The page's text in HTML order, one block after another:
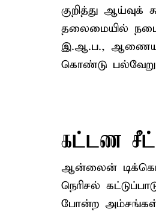
குறித்து
தலைமையில்
இ.ஆ.ப., ஆணையர்
கொண்டு பல்வேறு
கட்டண
ஆன்லைன் டிக்கெட்
நெரிசல்
போன்ற அம்சங்கள்